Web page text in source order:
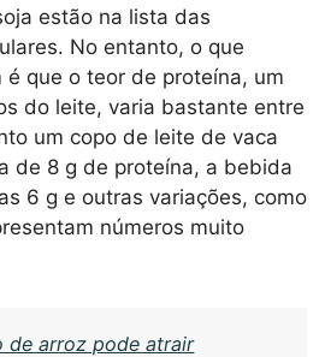
estão na lista das
No entanto, o que
que o teor de proteína, um
do leite, varia bastante entre
um copo de leite de vaca
de 8 g de proteína, a bebida
6 g e outras variações, como
números muito
de arroz pode atrair